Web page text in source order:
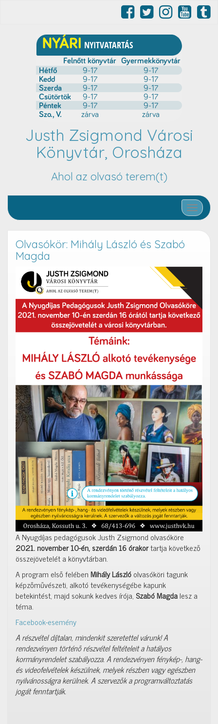
Justh Zsigmond Városi
Könyvtár, Orosháza
Ahol az olvasó terem(t)
Toggle
Olvasókör: Mihály László és Szabó
Magda
A Nyugdíjas pedagógusok Justh Zsigmond olvasóköre
2021. november 10-én, szerdán 16 órakortartja következő
összejövetelét a könyvtárban.
A program első felében Mihály Lászlóolvasóköri tagunk
képzőművészeti, alkotó tevékenységébe kapunk
betekintést, majd sokunk kedves írója,Szabó Magdalesz a
téma.
Facebook-esemény
A részvétel díjtalan, mindenkit szeretettel várunk! A
rendezvényen történő részvétel feltételeit a hatályos
kormányrendelet szabályozza. A rendezvényen fénykép-, hang-
és videofelvételek készülnek, melyek részben vagy egészben
nyilvánosságra kerülnek. A szervezők a programváltoztatás
jogát fenntartják.